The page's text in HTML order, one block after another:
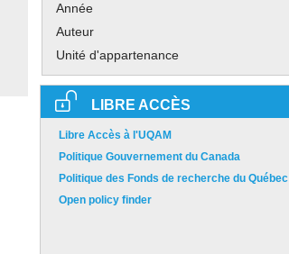
Année
Auteur
Unité d'appartenance
LIBRE ACCÈS
Libre Accès à l'UQAM
Politique Gouvernement du Canada
Politique des Fonds de recherche du Québec
Open policy finder